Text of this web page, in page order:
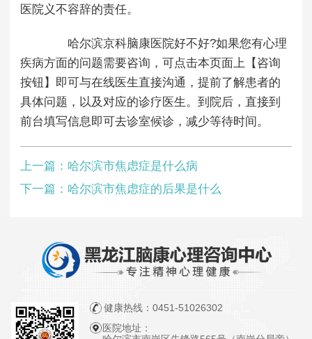
医院义不容辞的责任。
哈尔滨京科脑康医院好不好?如果您有心理
疾病方面的问题需要咨询，可点击本页面上【咨询
按钮】即可与在线医生直接沟通，提前了解患者的
具体问题，以及对应的诊疗医生。到院后，直接到
前台填写信息即可去诊室候诊，减少等待时间。
上一篇： 哈尔滨市焦虑症是什么病
下一篇： 哈尔滨市焦虑症的后果是什么
健康热线：0451-51026302
医院地址：